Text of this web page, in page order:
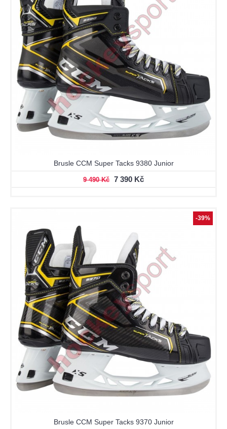
Brusle CCM Super Tacks 9380 Junior
9 490 Kč 7 390 Kč
-39%
Brusle CCM Super Tacks 9370 Junior